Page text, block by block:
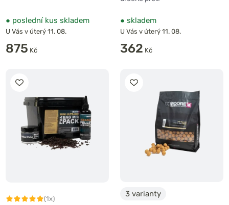
● poslední kus skladem
U Vás v úterý 11. 08.
875 Kč
● skladem
U Vás v úterý 11. 08.
362 Kč
(1x)
3 varianty